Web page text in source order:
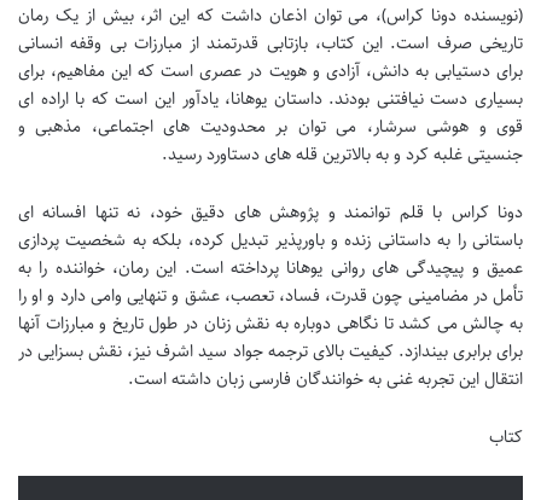
(نویسنده دونا کراس)، می توان اذعان داشت که این اثر، بیش از یک رمان
تاریخی صرف است. این کتاب، بازتابی قدرتمند از مبارزات بی وقفه انسانی
برای دستیابی به دانش، آزادی و هویت در عصری است که این مفاهیم، برای
بسیاری دست نیافتنی بودند. داستان یوهانا، یادآور این است که با اراده ای
قوی و هوشی سرشار، می توان بر محدودیت های اجتماعی، مذهبی و
جنسیتی غلبه کرد و به بالاترین قله های دستاورد رسید.
دونا کراس با قلم توانمند و پژوهش های دقیق خود، نه تنها افسانه ای
باستانی را به داستانی زنده و باورپذیر تبدیل کرده، بلکه به شخصیت پردازی
عمیق و پیچیدگی های روانی یوهانا پرداخته است. این رمان، خواننده را به
تأمل در مضامینی چون قدرت، فساد، تعصب، عشق و تنهایی وامی دارد و او را
به چالش می کشد تا نگاهی دوباره به نقش زنان در طول تاریخ و مبارزات آنها
برای برابری بیندازد. کیفیت بالای ترجمه جواد سید اشرف نیز، نقش بسزایی در
انتقال این تجربه غنی به خوانندگان فارسی زبان داشته است.
کتاب